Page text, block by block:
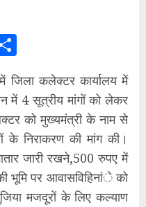
जिला कलेक्टर कार्यालय में
में 4 सूत्रीय मांगों को लेकर
को मुख्यमंत्री के नाम से
निराकरण की मांग की।
जारी रखने,500 रुपए में
भूमि पर आवासविहिनांे को
मजदूरों के लिए कल्याण